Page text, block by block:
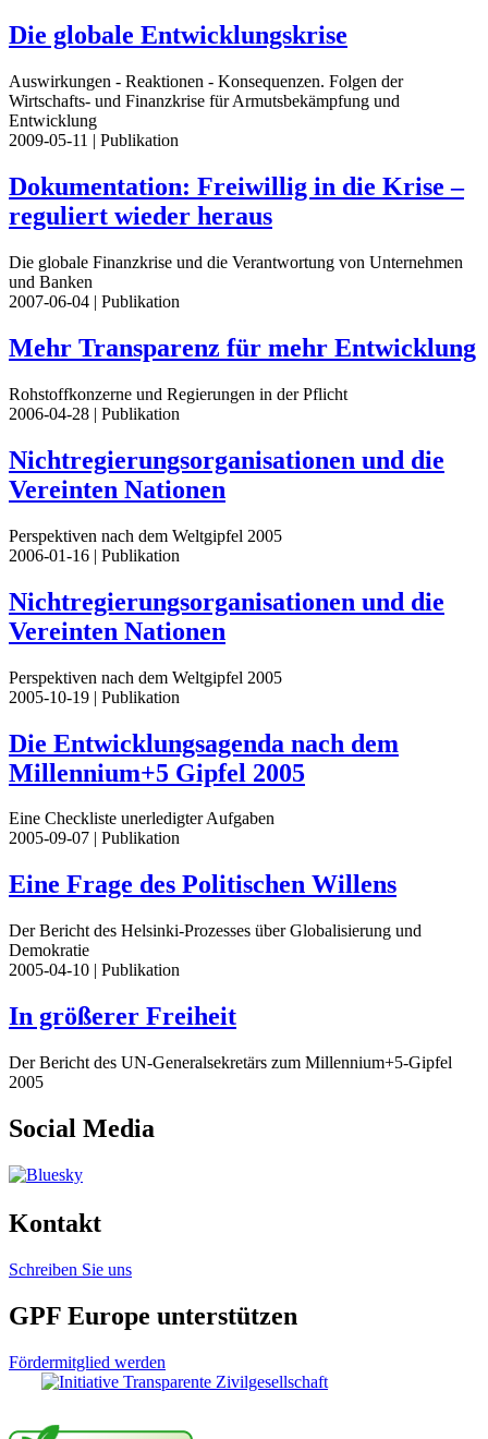
Die globale Entwicklungskrise
Auswirkungen - Reaktionen - Konsequenzen. Folgen der
Wirtschafts- und Finanzkrise für Armutsbekämpfung und
Entwicklung
2009-05-11 | Publikation
Dokumentation: Freiwillig in die Krise –
reguliert wieder heraus
Die globale Finanzkrise und die Verantwortung von Unternehmen
und Banken
2007-06-04 | Publikation
Mehr Transparenz für mehr Entwicklung
Rohstoffkonzerne und Regierungen in der Pflicht
2006-04-28 | Publikation
Nichtregierungsorganisationen und die
Vereinten Nationen
Perspektiven nach dem Weltgipfel 2005
2006-01-16 | Publikation
Nichtregierungsorganisationen und die
Vereinten Nationen
Perspektiven nach dem Weltgipfel 2005
2005-10-19 | Publikation
Die Entwicklungsagenda nach dem
Millennium+5 Gipfel 2005
Eine Checkliste unerledigter Aufgaben
2005-09-07 | Publikation
Eine Frage des Politischen Willens
Der Bericht des Helsinki-Prozesses über Globalisierung und
Demokratie
2005-04-10 | Publikation
In größerer Freiheit
Der Bericht des UN-Generalsekretärs zum Millennium+5-Gipfel
2005
Social Media
Kontakt
Schreiben Sie uns
GPF Europe unterstützen
Fördermitglied werden